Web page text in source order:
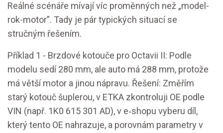
Reálné scénáře mívají víc proměnných než „model-
rok-motor”. Tady je pár typických situací se
stručným řešením.
Příklad 1 - Brzdové kotouče pro Octavii II: Podle
modelu sedí 280 mm, ale auto má 288 mm, protože
má větší motor a jinou nápravu. Řešení: Změřím
starý kotouč šuplerou, v ETKA zkontroluji OE podle
VIN (např. 1K0 615 301 AD), v e‑shopu vyberu díl,
který tento OE nahrazuje, a porovnám parametry v